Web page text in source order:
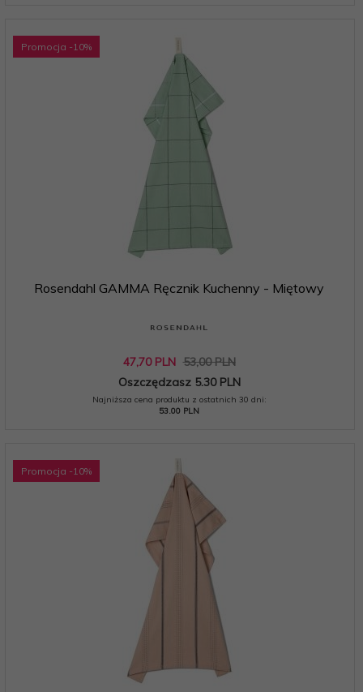
Promocja -10%
Rosendahl GAMMA Ręcznik Kuchenny - Miętowy
47,70 PLN 53,00 PLN
Oszczędzasz 5.30 PLN
Najniższa cena produktu z ostatnich 30 dni:
53.00 PLN
Promocja -10%